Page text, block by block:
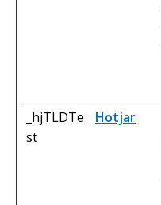
_hjTLDTe
st
Hotjar